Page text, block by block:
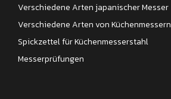
Verschiedene Arten japanischer Messer
Verschiedene Arten von Küchenmessern
Spickzettel für Küchenmesserstahl
Messerprüfungen